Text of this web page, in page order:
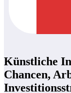
Künstliche
Chancen,